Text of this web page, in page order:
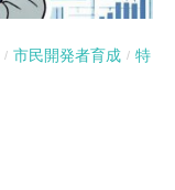
/ 市民開発者育成 / 特